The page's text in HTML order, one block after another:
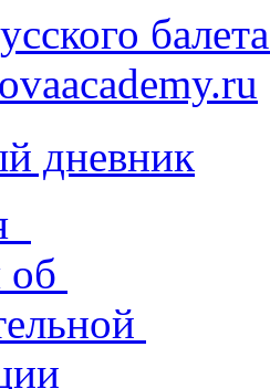
дневник
об